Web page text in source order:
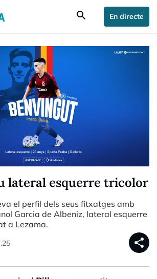
search En directe
lateral esquerre tricolor
el perfil dels seus fitxatges amb
Garcia de Albeniz, lateral esquerre
a Lezama.
share